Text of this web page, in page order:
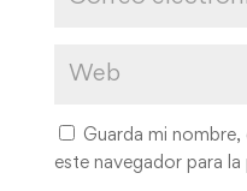
Guarda mi
este navegador para